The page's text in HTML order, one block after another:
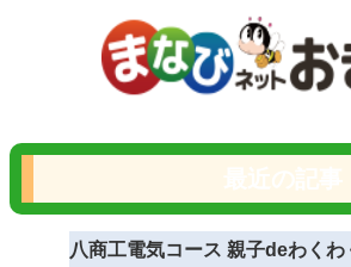
八商工電気コース 親子deわく